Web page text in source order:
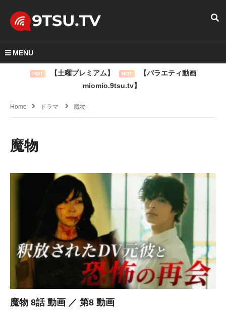
MENU
HOT 【土曜プレミアム】 HOT
【バラエティ動画
miomio.9tsu.tv】
Home ドラマ 魔物
魔物
魔物 8話 動画 ／ 第8 動画